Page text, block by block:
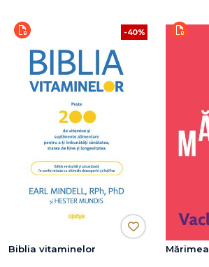
-40%
Biblia vitaminelor Mărimea